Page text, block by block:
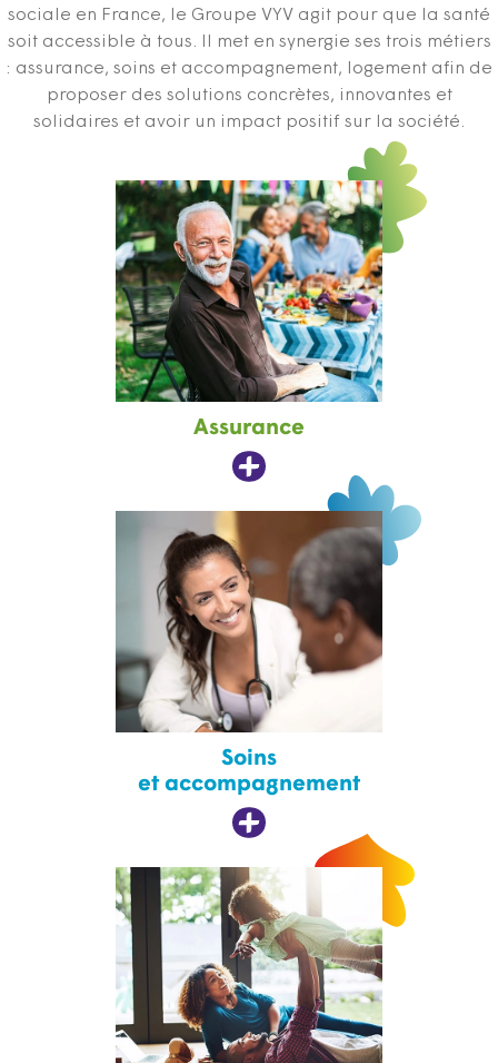
sociale en France, le Groupe VYV agit pour que la santé
soit accessible à tous. Il met en synergie ses trois métiers
: assurance, soins et accompagnement, logement afin de
proposer des solutions concrètes, innovantes et
solidaires et avoir un impact positif sur la société.
Assurance
Soins
et accompagnement